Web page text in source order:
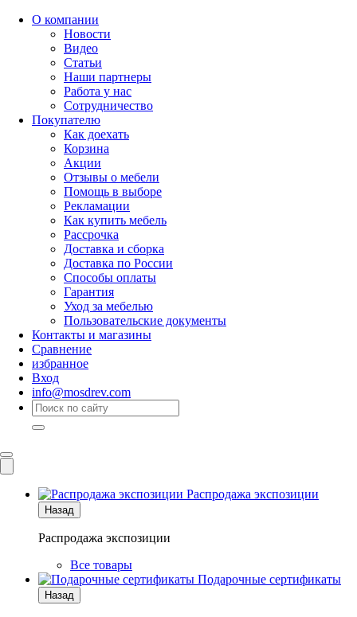
О компании
Новости
Видео
Статьи
Наши партнеры
Работа у нас
Сотрудничество
Покупателю
Как доехать
Корзина
Акции
Отзывы о мебели
Помощь в выборе
Рекламации
Как купить мебель
Рассрочка
Доставка и сборка
Доставка по России
Способы оплаты
Гарантия
Уход за мебелью
Пользовательские документы
Контакты и магазины
Сравнение
избранное
Вход
info@mosdrev.com
Распродажа экспозиции
Назад
Распродажа экспозиции
Все товары
Подарочные сертификаты
Назад